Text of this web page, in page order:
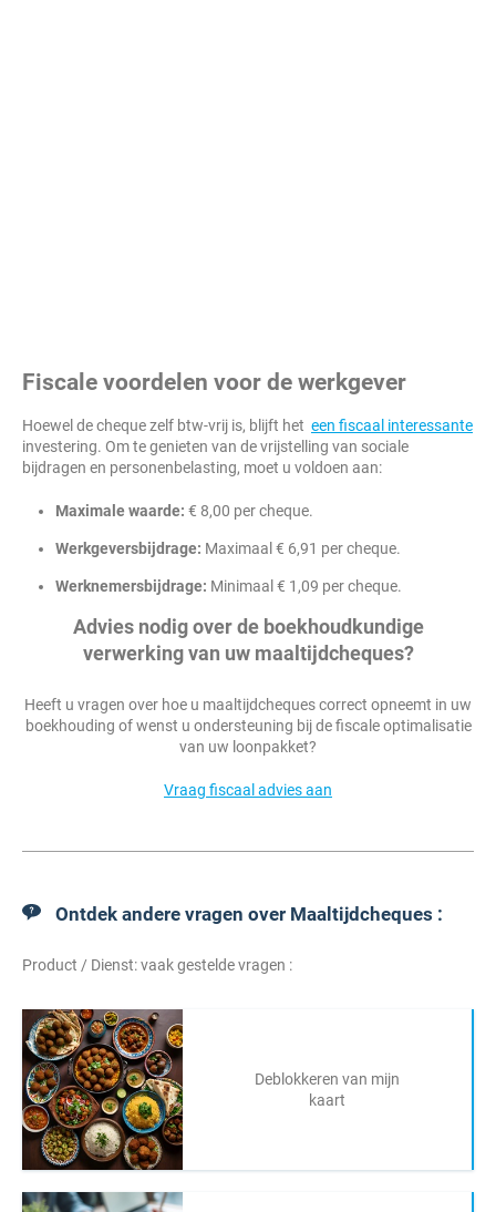
Fiscale voordelen voor de werkgever
Hoewel de cheque zelf btw-vrij is, blijft het een fiscaal interessante
investering. Om te genieten van de vrijstelling van sociale
bijdragen en personenbelasting, moet u voldoen aan:
Maximale waarde: € 8,00 per cheque.
Werkgeversbijdrage: Maximaal € 6,91 per cheque.
Werknemersbijdrage: Minimaal € 1,09 per cheque.
Advies nodig over de boekhoudkundige
verwerking van uw maaltijdcheques?
Heeft u vragen over hoe u maaltijdcheques correct opneemt in uw
boekhouding of wenst u ondersteuning bij de fiscale optimalisatie
van uw loonpakket?
Vraag fiscaal advies aan
Ontdek andere vragen over Maaltijdcheques :
Product / Dienst: vaak gestelde vragen :
Deblokkeren van mijn
kaart